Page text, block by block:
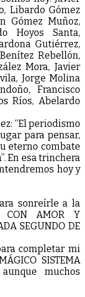
Libardo Gómez
Gómez Muñoz,
Hoyos Santa,
Gutiérrez,
Rebellón,
Mora, Javier
Jorge Molina
Francisco
Ríos, Abelardo
“El periodismo
para pensar,
eterno combate
En esa trinchera
hoy y
sonreírle a la
CON AMOR Y
SEGUNDO DE
completar mi
SISTEMA
muchos